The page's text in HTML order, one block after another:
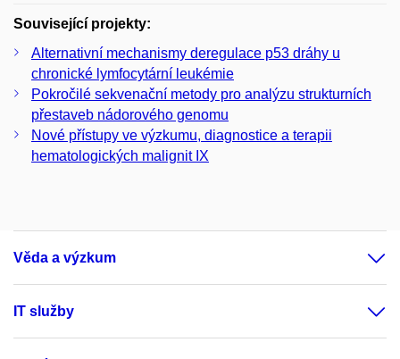
Související projekty:
Alternativní mechanismy deregulace p53 dráhy u
chronické lymfocytární leukémie
Pokročilé sekvenační metody pro analýzu strukturních
přestaveb nádorového genomu
Nové přístupy ve výzkumu, diagnostice a terapii
hematologických malignit IX
Věda a výzkum
IT služby